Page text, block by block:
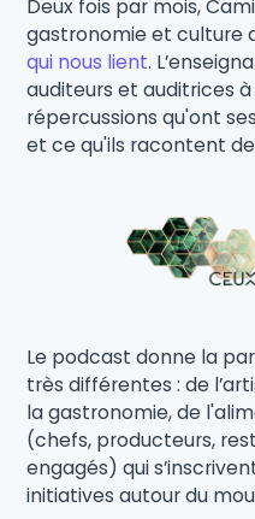
Deux fois par mois,
gastronomie et culture
qui nous lient.
auditeurs et auditrices à
répercussions qu'ont
et ce qu'ils racontent
Le podcast donne la
très différentes : de
la gastronomie, de
(chefs, producteurs,
engagés) qui
initiatives autour du